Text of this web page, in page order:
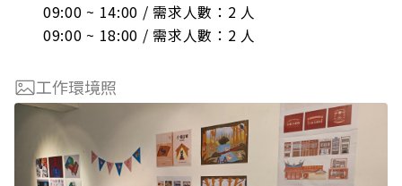
09:00 ~ 14:00 / 需求人數：2 人
09:00 ~ 18:00 / 需求人數：2 人
工作環境照